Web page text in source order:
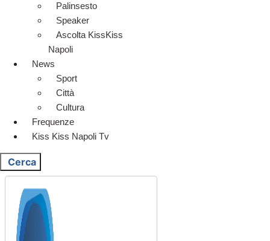
Palinsesto
Speaker
Ascolta KissKiss
Napoli
News
Sport
Città
Cultura
Frequenze
Kiss Kiss Napoli Tv
Cerca